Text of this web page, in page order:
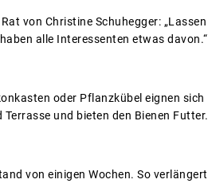
von Christine Schuhegger: „Lassen
alle Interessenten etwas davon.“
oder Pflanzkübel eignen sich
und bieten den Bienen Futter.
von einigen Wochen. So verlängert